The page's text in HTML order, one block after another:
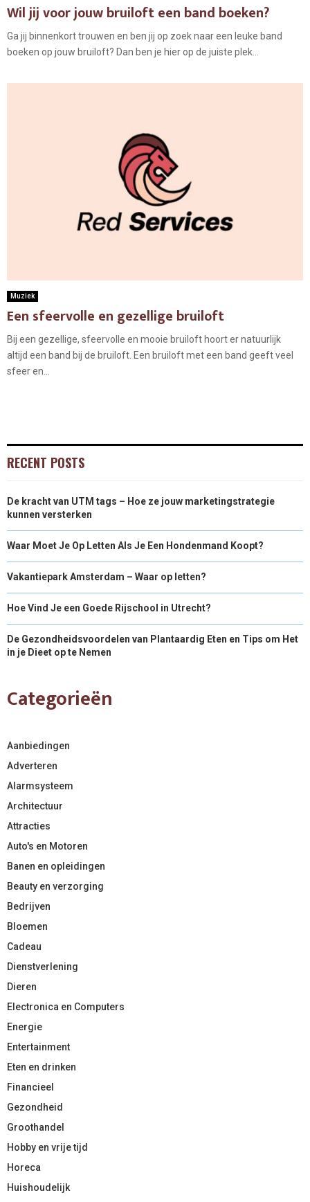
Wil jij voor jouw bruiloft een band boeken?
Ga jij binnenkort trouwen en ben jij op zoek naar een leuke band
boeken op jouw bruiloft? Dan ben je hier op de juiste plek...
Muziek
Een sfeervolle en gezellige bruiloft
Bij een gezellige, sfeervolle en mooie bruiloft hoort er natuurlijk
altijd een band bij de bruiloft. Een bruiloft met een band geeft veel
sfeer en...
RECENT POSTS
De kracht van UTM tags – Hoe ze jouw marketingstrategie
kunnen versterken
Waar Moet Je Op Letten Als Je Een Hondenmand Koopt?
Vakantiepark Amsterdam – Waar op letten?
Hoe Vind Je een Goede Rijschool in Utrecht?
De Gezondheidsvoordelen van Plantaardig Eten en Tips om Het
in je Dieet op te Nemen
Categorieën
Aanbiedingen
Adverteren
Alarmsysteem
Architectuur
Attracties
Auto's en Motoren
Banen en opleidingen
Beauty en verzorging
Bedrijven
Bloemen
Cadeau
Dienstverlening
Dieren
Electronica en Computers
Energie
Entertainment
Eten en drinken
Financieel
Gezondheid
Groothandel
Hobby en vrije tijd
Horeca
Huishoudelijk